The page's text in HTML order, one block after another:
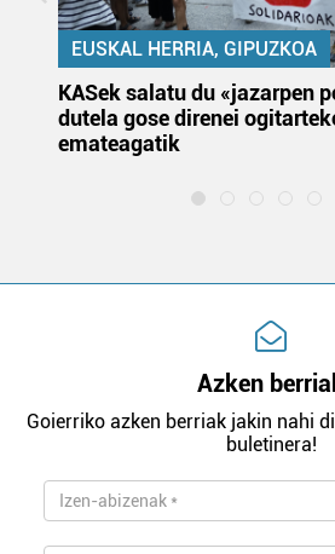
EUSKAL HERRIA, GIPUZKOA
KASek salatu du «jazarpen
dutela gose direnei
emateagatik
Azken
Goierriko azken berriak jakin nahi
buletinera!